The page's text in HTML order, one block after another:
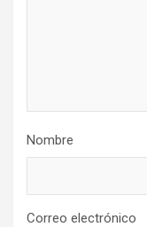
Nombre
Correo electrónico